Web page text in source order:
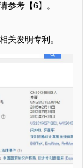
参考【6】。
关发明专利。